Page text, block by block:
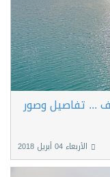
... تفاصيل وصور
الأربعاء 04 أبريل 2018